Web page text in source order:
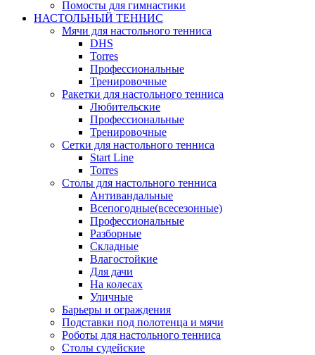
Помосты для гимнастики
НАСТОЛЬНЫЙ ТЕННИС
Мячи для настольного тенниса
DHS
Torres
Профессиональные
Тренировочные
Ракетки для настольного тенниса
Любительские
Профессиональные
Тренировочные
Сетки для настольного тенниса
Start Line
Torres
Столы для настольного тенниса
Антивандальные
Всепогодные(всесезонные)
Профессиональные
Разборные
Складные
Влагостойкие
Для дачи
На колесах
Уличные
Барьеры и ограждения
Подставки под полотенца и мячи
Роботы для настольного тенниса
Столы судейские